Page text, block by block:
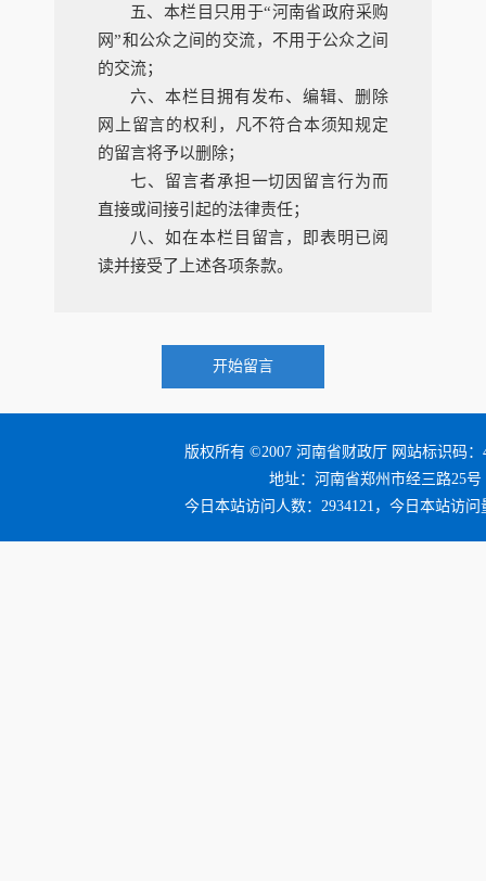
五、本栏目只用于“河南省政府采购
网”和公众之间的交流，不用于公众之间
的交流；
六、本栏目拥有发布、编辑、删除
网上留言的权利，凡不符合本须知规定
的留言将予以删除；
七、留言者承担一切因留言行为而
直接或间接引起的法律责任；
八、如在本栏目留言，即表明已阅
读并接受了上述各项条款。
开始留言
版权所有 ©2007 河南省财政厅 网站标识码：
地址：河南省郑州市经三路25号
今日本站访问人数：2934121，今日本站访问